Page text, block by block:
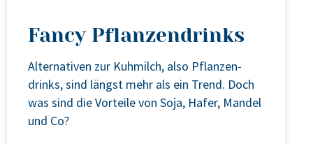
Fancy Pflanzendrinks
Alter­na­ti­ven zur Kuh­milch, also Pflan­zen­
drinks, sind längst mehr als ein Trend. Doch
was sind die Vor­tei­le von Soja, Hafer, Man­del
und Co?